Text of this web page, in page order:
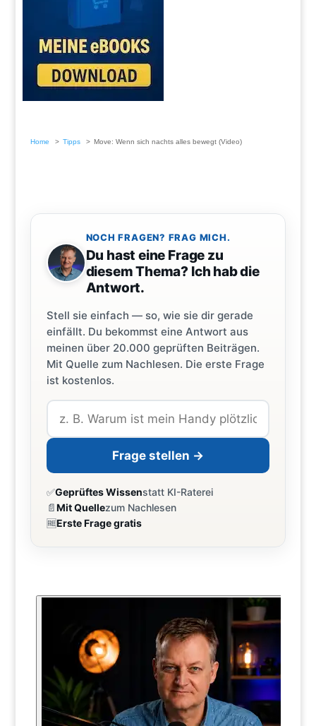
Home Tipps Move: Wenn sich nachts alles bewegt (Video)
NOCH FRAGEN? FRAG MICH.
Du hast eine Frage zu
diesem Thema? Ich hab die
Antwort.
Stell sie einfach — so, wie sie dir gerade
einfällt. Du bekommst eine Antwort aus
meinen über 20.000 geprüften Beiträgen.
Mit Quelle zum Nachlesen. Die erste Frage
ist kostenlos.
Frage stellen →
✅Geprüftes Wissenstatt KI-Raterei
📄Mit Quellezum Nachlesen
🆓Erste Frage gratis